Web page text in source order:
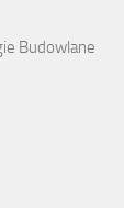
Budowlane